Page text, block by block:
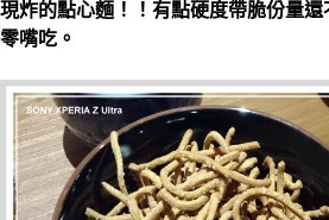
現炸的點心麵！！有點硬度帶脆份量
零嘴吃。